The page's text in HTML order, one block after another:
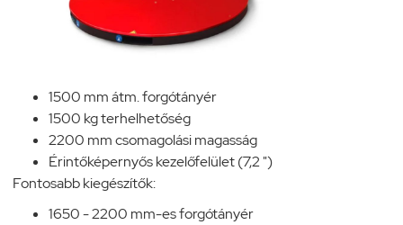
1500 mm átm. forgótányér
1500 kg terhelhetőség
2200 mm csomagolási magasság
Érintőképernyős kezelőfelület (7,2 ")
Fontosabb kiegészítők:
1650 - 2200 mm-es forgótányér